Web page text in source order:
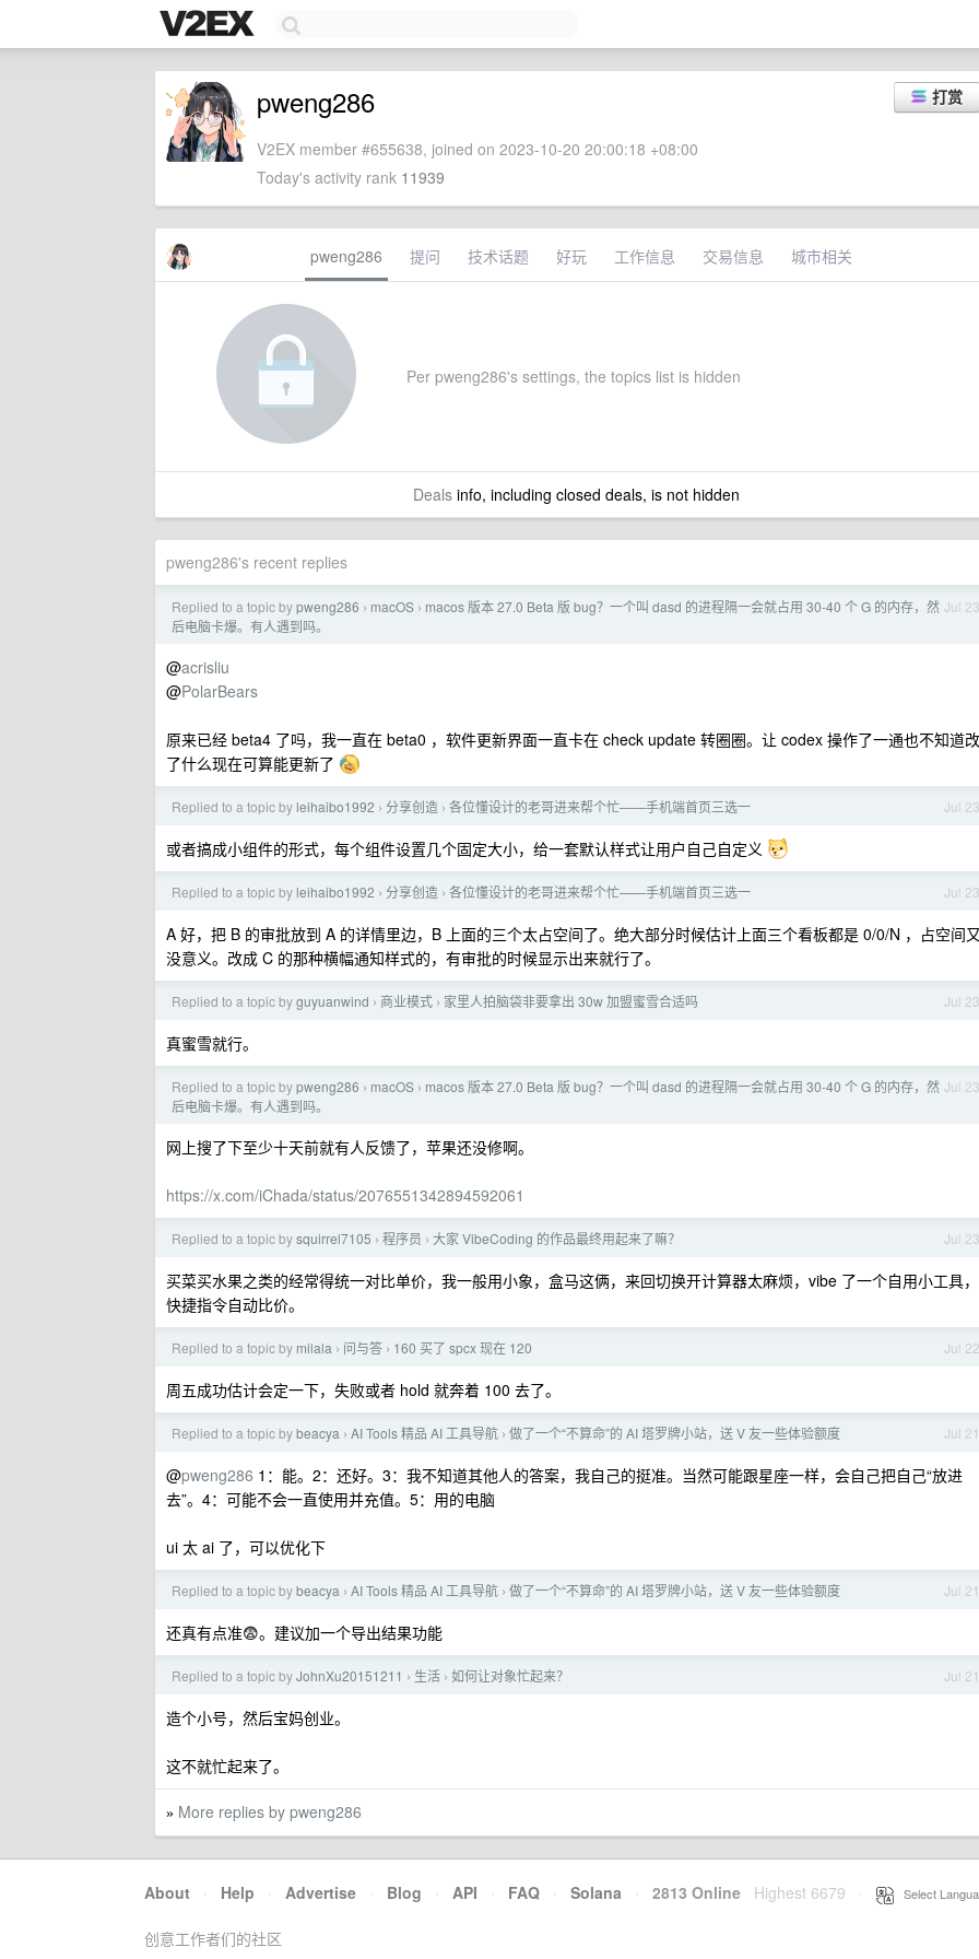
打赏
pweng286
V2EX member #655638, joined on 2023-10-20 20:00:18 +08:00
Today's activity rank 11939
pweng286 提问 技术话题 好玩 工作信息 交易信息 城市相关
Per pweng286's settings, the topics list is hidden
Dealsinfo, including closed deals, is not hidden
pweng286's recent replies
Jul 23
Replied to a topic bypweng286 › macOS › macos 版本 27.0 Beta 版 bug？一个叫 dasd 的进程隔一会就占用 30-40 个 G 的内存，然
后电脑卡爆。有人遇到吗。
@acrisliu
@PolarBears
原来已经 beta4 了吗，我一直在 beta0 ，软件更新界面一直卡在 check update 转圈圈。让 codex 操作了一通也不知道改
了什么现在可算能更新了
Jul 23
Replied to a topic by leihaibo1992 › 分享创造 › 各位懂设计的老哥进来帮个忙——手机端首页三选一
或者搞成小组件的形式，每个组件设置几个固定大小，给一套默认样式让用户自己自定义
Jul 23
Replied to a topic by leihaibo1992 › 分享创造 › 各位懂设计的老哥进来帮个忙——手机端首页三选一
A 好，把 B 的审批放到 A 的详情里边，B 上面的三个太占空间了。绝大部分时候估计上面三个看板都是 0/0/N ，占空间又
没意义。改成 C 的那种横幅通知样式的，有审批的时候显示出来就行了。
Jul 23
Replied to a topic byguyuanwind › 商业模式 › 家里人拍脑袋非要拿出 30w 加盟蜜雪合适吗
真蜜雪就行。
Jul 23
Replied to a topic bypweng286 › macOS › macos 版本 27.0 Beta 版 bug？一个叫 dasd 的进程隔一会就占用 30-40 个 G 的内存，然
后电脑卡爆。有人遇到吗。
网上搜了下至少十天前就有人反馈了，苹果还没修啊。
https://x.com/iChada/status/2076551342894592061
Jul 23
Replied to a topic bysquirrel7105 › 程序员 › 大家 VibeCoding 的作品最终用起来了嘛？
买菜买水果之类的经常得统一对比单价，我一般用小象，盒马这俩，来回切换开计算器太麻烦，vibe 了一个自用小工具，
快捷指令自动比价。
Jul 22
Replied to a topic by milala › 问与答 › 160 买了 spcx 现在 120
周五成功估计会定一下，失败或者 hold 就奔着 100 去了。
Jul 21
Replied to a topic bybeacya › AI Tools 精品 AI 工具导航 › 做了一个“不算命”的 AI 塔罗牌小站，送 V 友一些体验额度
@pweng286 1：能。2：还好。3：我不知道其他人的答案，我自己的挺准。当然可能跟星座一样，会自己把自己“放进
去”。4：可能不会一直使用并充值。5：用的电脑
ui 太 ai 了，可以优化下
Jul 21
Replied to a topic bybeacya › AI Tools 精品 AI 工具导航 › 做了一个“不算命”的 AI 塔罗牌小站，送 V 友一些体验额度
还真有点准😨。建议加一个导出结果功能
Jul 21
Replied to a topic byJohnXu20151211 › 生活 › 如何让对象忙起来？
造个小号，然后宝妈创业。
这不就忙起来了。
» More replies by pweng286
About · Help · Advertise · Blog · API · FAQ · Solana · 2813 Online Highest 6679 Select
创意工作者们的社区